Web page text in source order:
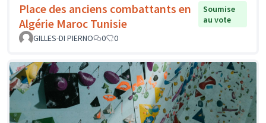
Place des anciens combattants en
Algérie Maroc Tunisie
Soumise
au vote
GILLES-DI PIERNO
0 0